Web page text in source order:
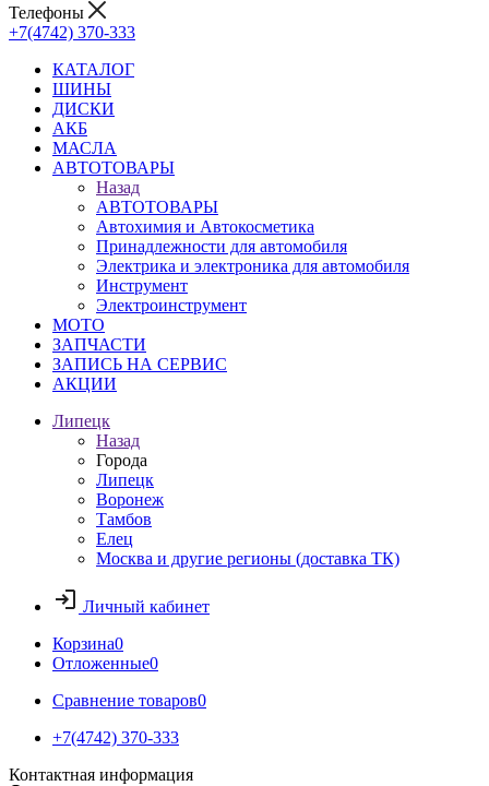
Телефоны
+7(4742) 370-333
КАТАЛОГ
ШИНЫ
ДИСКИ
АКБ
МАСЛА
АВТОТОВАРЫ
Назад
АВТОТОВАРЫ
Автохимия и Автокосметика
Принадлежности для автомобиля
Электрика и электроника для автомобиля
Инструмент
Электроинструмент
МОТО
ЗАПЧАСТИ
ЗАПИСЬ НА СЕРВИС
АКЦИИ
Липецк
Назад
Города
Липецк
Воронеж
Тамбов
Елец
Москва и другие регионы (доставка ТК)
Личный кабинет
Корзина0
Отложенные0
Сравнение товаров0
+7(4742) 370-333
Контактная информация